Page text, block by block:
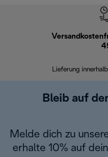
Lieferung
Bleib auf
Melde dich zu
erhalte 10% auf